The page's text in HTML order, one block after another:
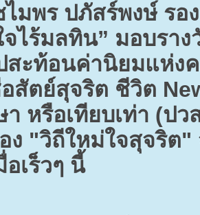
มพร ปภัสร์พงษ์ รอ
ไร้มลทิน” มอบรา
สะท้อนค่านิยมแห่ง
สัตย์สุจริต ชีวิต
หรือเทียบเท่า (ป
ง "วิถีใหม่ใจสุจริต
เร็วๆ นี้